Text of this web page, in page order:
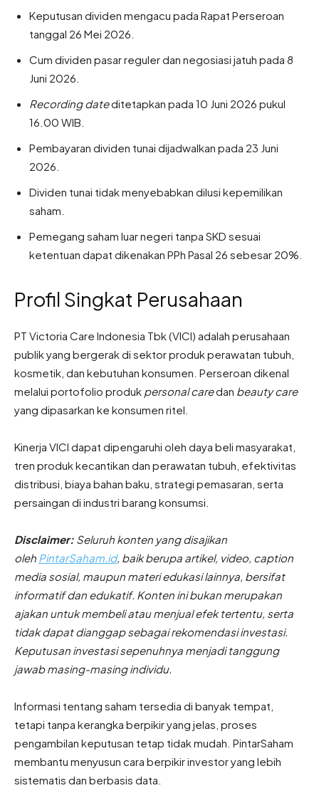
Keputusan dividen mengacu pada Rapat Perseroan
tanggal 26 Mei 2026.
Cum dividen pasar reguler dan negosiasi jatuh pada 8
Juni 2026.
Recording dateditetapkan pada 10 Juni 2026 pukul
16.00 WIB.
Pembayaran dividen tunai dijadwalkan pada 23 Juni
2026.
Dividen tunai tidak menyebabkan dilusi kepemilikan
saham.
Pemegang saham luar negeri tanpa SKD sesuai
ketentuan dapat dikenakan PPh Pasal 26 sebesar 20%.
Profil Singkat Perusahaan
PT Victoria Care Indonesia Tbk (VICI) adalah perusahaan
publik yang bergerak di sektor produk perawatan tubuh,
kosmetik, dan kebutuhan konsumen. Perseroan dikenal
melalui portofolio produk personal caredan beauty care
yang dipasarkan ke konsumen ritel.
Kinerja VICI dapat dipengaruhi oleh daya beli masyarakat,
tren produk kecantikan dan perawatan tubuh, efektivitas
distribusi, biaya bahan baku, strategi pemasaran, serta
persaingan di industri barang konsumsi.
Disclaimer: Seluruh konten yang disajikan
oleh PintarSaham.id, baik berupa artikel, video, caption
media sosial, maupun materi edukasi lainnya, bersifat
informatif dan edukatif. Konten ini bukan merupakan
ajakan untuk membeli atau menjual efek tertentu, serta
tidak dapat dianggap sebagai rekomendasi investasi.
Keputusan investasi sepenuhnya menjadi tanggung
jawab masing-masing individu.
Informasi tentang saham tersedia di banyak tempat,
tetapi tanpa kerangka berpikir yang jelas, proses
pengambilan keputusan tetap tidak mudah. PintarSaham
membantu menyusun cara berpikir investor yang lebih
sistematis dan berbasis data.